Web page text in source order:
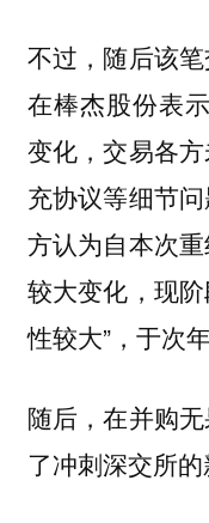
不过，随后该
在棒杰股份表
变化，交易各
充协议等细节
方认为自本次
较大变化，现
性较大”，于次
随后，在并购
了冲刺深交所的